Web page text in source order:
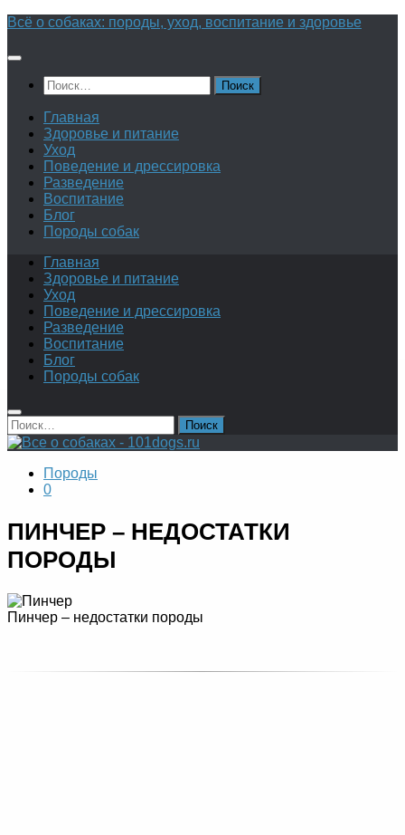
Перейти
содержимому
Всё о собаках: породы, уход, воспитание и здоровье
Найти:
Главная
Здоровье и питание
Уход
Поведение и дрессировка
Разведение
Воспитание
Блог
Породы собак
Главная
Здоровье и питание
Уход
Поведение и дрессировка
Разведение
Воспитание
Блог
Породы собак
Найти:
Породы
0
ПИНЧЕР – НЕДОСТАТКИ
ПОРОДЫ
Пинчер – недостатки породы